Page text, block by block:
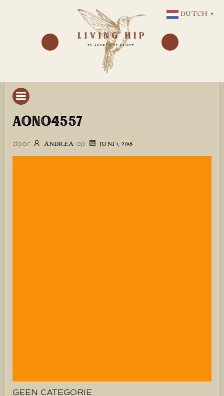
NAAR
DE
INHOUD
AONO4557
door ANDREA op JUNI 1, 2018
GEEN CATEGORIE
DUTCH ▼